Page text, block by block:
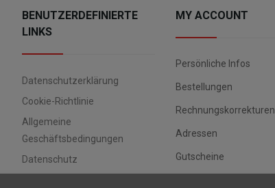
BENUTZERDEFINIERTE
LINKS
Datenschutzerklärung
Cookie-Richtlinie
Allgemeine
Geschäftsbedingungen
Datenschutz
MY ACCOUNT
Persönliche Infos
Bestellungen
Rechnungskorrekturen
Adressen
Gutscheine